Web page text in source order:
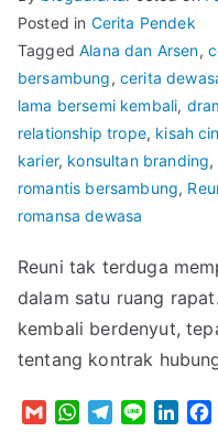
Posted in Cerita Pendek
TaggedAlana dan Arsen,
bersambung, cerita
lama bersemi kembali,
relationship trope, kisah
karier, konsultan branding,
romantis bersambung,
romansa dewasa
Reuni tak terduga
dalam satu ruang
kembali berdenyut,
tentang kontrak
G
W
T